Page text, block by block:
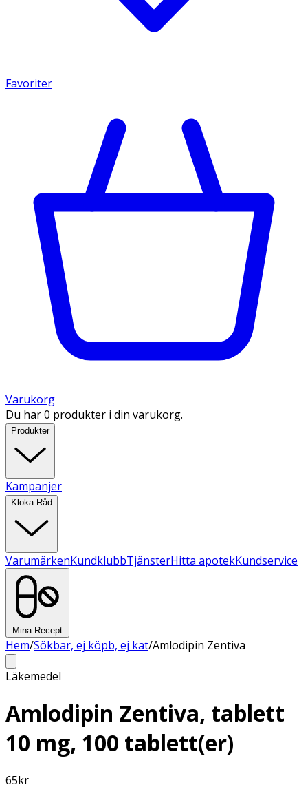
Favoriter
Varukorg
Du har 0 produkter i din varukorg.
Produkter
Kampanjer
Kloka Råd
VarumärkenKundklubbTjänsterHitta apotekKundservice
Mina Recept
Hem/Sökbar, ej köpb, ej kat/Amlodipin Zentiva
Läkemedel
Amlodipin Zentiva, tablett
10 mg, 100 tablett(er)
65kr